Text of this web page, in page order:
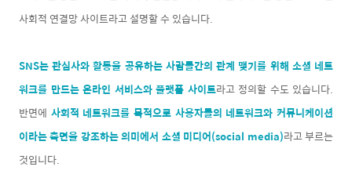
사회적 연결망 사이트라고 설명할 수 있습니다.
SNS는 관심사와 활동을 공유하는 사람들간의 관계 맺기를 위해 소셜 네트
워크를 만드는 온라인 서비스와 플랫폼 사이트라고 정의할 수도 있습니다.
반면에 사회적 네트워크를 목적으로 사용자들의 네트워크와 커뮤니케이션
이라는 측면을 강조하는 의미에서 소셜 미디어(social media)라고 부르는
것입니다.